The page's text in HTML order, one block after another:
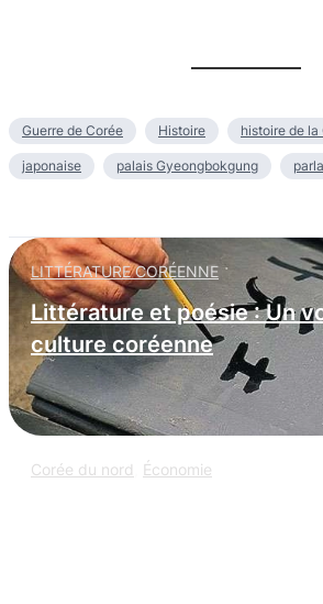
Guerre de Corée Histoire histoire de la
japonaise palais Gyeongbokgung
LITTÉRATURE CORÉENNE
Littérature et poésie : Un
culture coréenne
Corée du nord Économie